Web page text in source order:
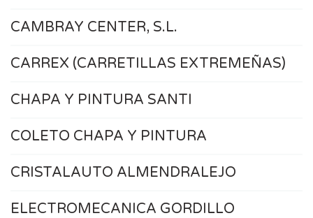
CAMBRAY CENTER, S.L.
CARREX (CARRETILLAS EXTREMEÑAS)
CHAPA Y PINTURA SANTI
COLETO CHAPA Y PINTURA
CRISTALAUTO ALMENDRALEJO
ELECTROMECANICA GORDILLO